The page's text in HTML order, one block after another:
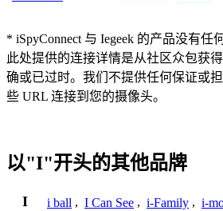
* iSpyConnect 与 Iegeek 的产品没有任
此处提供的连接详情是从社区众包获
确或已过时。我们不提供任何保证或
些 URL 连接到您的摄像头。
以"I"开头的其他品牌
I i ball , I Can See , i-Family , i-